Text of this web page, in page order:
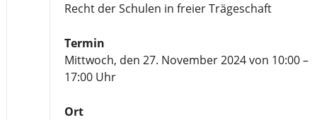
Recht der Schulen in freier Trägeschaft
Termin
Mittwoch, den 27. November 2024 von 10:00 –
17:00 Uhr
Ort